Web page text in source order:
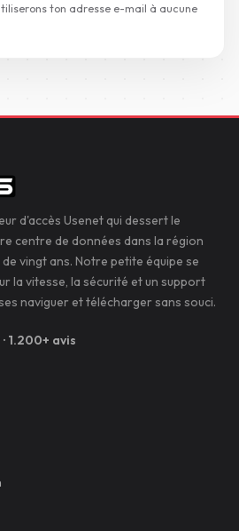
ton adresse e-mail à aucune
d'accès Usenet qui dessert le
centre de données dans la région
vingt ans. Notre petite équipe se
la vitesse, la sécurité et un support
naviguer et télécharger sans souci.
1.200+ avis